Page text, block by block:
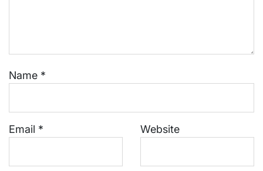
Name *
Email * Website